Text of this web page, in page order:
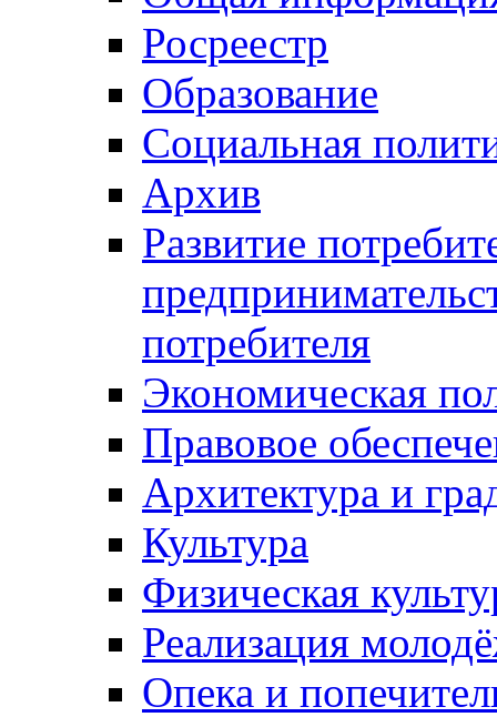
Росреестр
Образование
Социальная
Архив
Развитие
потребителя
Экономическая
Правовое
Архитектура и
Культура
Физическая
Реализация
Опека и